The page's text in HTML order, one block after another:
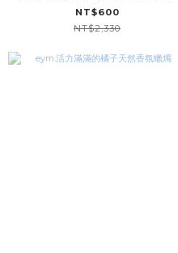
污)
NT$600
NT$2,330